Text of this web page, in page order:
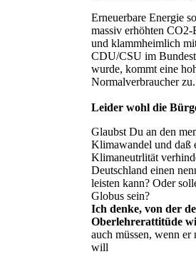
Erneuerbare Energie
massiv erhöhten
und klammheimlich
CDU/CSU im
wurde, kommt eine
Normalverbraucher
Leider wohl die
Glaubst Du an den
Klimawandel und daß
Klimaneutrlität
Deutschland einen
leisten kann? Oder
Globus sein?
Ich denke, von der
Oberlehrerattitüde
auch müssen, wenn
will